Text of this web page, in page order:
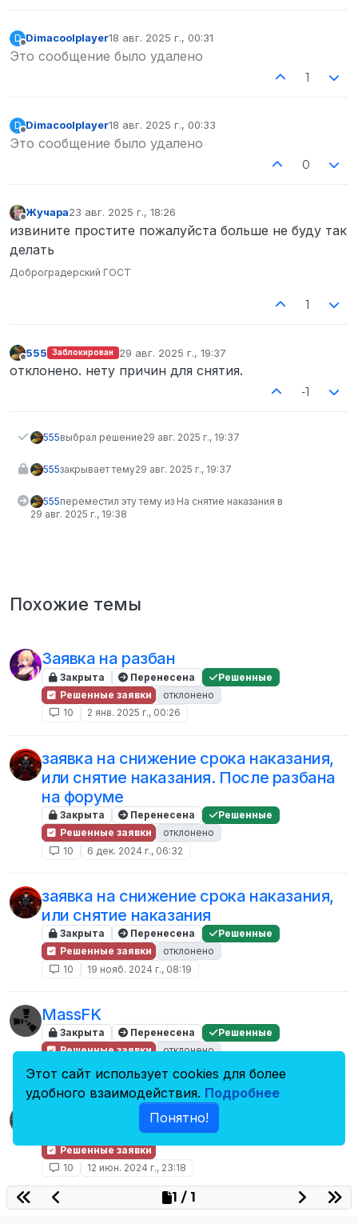
D
Не в сети
Dimacoolplayer18 авг. 2025 г., 00:31
отредактировано
Это сообщение было удалено
1
D
Не в сети
Dimacoolplayer18 авг. 2025 г., 00:33
отредактировано
Это сообщение было удалено
0
Жучара23 авг. 2025 г., 18:26
отредактировано
извините простите пожалуйста больше не буду так
делать
Доброградерский ГОСТ
1
555 Заблокирован 29 авг. 2025 г., 19:37
отредактировано
отклонено. нету причин для снятия.
-1
555выбрал решение29 авг. 2025 г., 19:37
555закрывает тему29 авг. 2025 г., 19:37
555переместил эту тему из На снятие наказания в
29 авг. 2025 г., 19:38
Похожие темы
Заявка на разбан
Закрыта Перенесена
Решенные
Решенные заявки
отклонено
10
2 янв. 2025 г., 00:26
заявка на снижение срока наказания,
или снятие наказания. После разбана
на форуме
Закрыта Перенесена
Решенные
Решенные заявки
отклонено
10
6 дек. 2024 г., 06:32
заявка на снижение срока наказания,
или снятие наказания
Закрыта Перенесена
Решенные
Решенные заявки
отклонено
10
19 нояб. 2024 г., 08:19
MassFK
Закрыта Перенесена
Решенные
Решенные заявки
отклонено
Заявка на снятие наказания
Перенесена
Решенные
Решенные заявки
10
12 июн. 2024 г., 23:18
1 / 1
Этот сайт использует cookies для более
удобного взаимодействия. Подробнее
Понятно!